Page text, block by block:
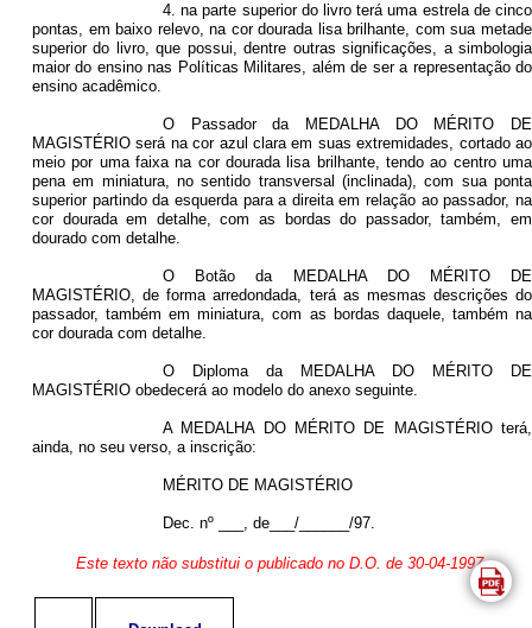
4. na parte superior do livro terá uma estrela de cinco
pontas, em baixo relevo, na cor dourada lisa brilhante, com sua metade
superior do livro, que possui, dentre outras significações, a simbologia
maior do ensino nas Políticas Militares, além de ser a representação do
ensino acadêmico.
O Passador da MEDALHA DO MÉRITO DE
MAGISTÉRIO será na cor azul clara em suas extremidades, cortado ao
meio por uma faixa na cor dourada lisa brilhante, tendo ao centro uma
pena em miniatura, no sentido transversal (inclinada), com sua ponta
superior partindo da esquerda para a direita em relação ao passador, na
cor dourada em detalhe, com as bordas do passador, também, em
dourado com detalhe.
O Botão da MEDALHA DO MÉRITO DE
MAGISTÉRIO, de forma arredondada, terá as mesmas descrições do
passador, também em miniatura, com as bordas daquele, também na
cor dourada com detalhe.
O Diploma da MEDALHA DO MÉRITO DE
MAGISTÉRIO obedecerá ao modelo do anexo seguinte.
A MEDALHA DO MÉRITO DE MAGISTÉRIO terá,
ainda, no seu verso, a inscrição:
MÉRITO DE MAGISTÉRIO
Dec. nº ___, de___/______/97.
Este texto não substitui o publicado no D.O. de 30-04-1997.